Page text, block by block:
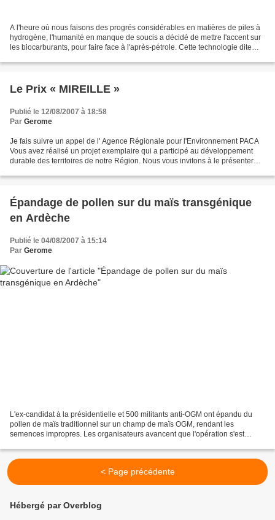
A l'heure où nous faisons des progrés considérables en matières de piles à
hydrogène, l'humanité en manque de soucis a décidé de mettre l'accent sur
les biocarburants, pour faire face à l'après-pétrole. Cette technologie dite
Le Prix « MIREILLE »
Publié le 12/08/2007 à 18:58
Par Gerome
Je fais suivre un appel de l' Agence Régionale pour l'Environnement PACA
Vous avez réalisé un projet exemplaire qui a participé au développement
durable des territoires de notre Région. Nous vous invitons à le présenter
Épandage de pollen sur du maïs transgénique
en Ardèche
Publié le 04/08/2007 à 15:14
Par Gerome
L'ex-candidat à la présidentielle et 500 militants anti-OGM ont épandu du
pollen de maïs traditionnel sur un champ de maïs OGM, rendant les
semences impropres. Les organisateurs avancent que l'opération s'est
< Page précédente
Hébergé par Overblog